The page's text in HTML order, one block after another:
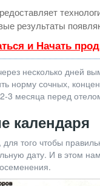
результаты
и Начать
несколько дней
норму сочных,
3 месяца перед
календаря
того чтобы
дату. И в этом